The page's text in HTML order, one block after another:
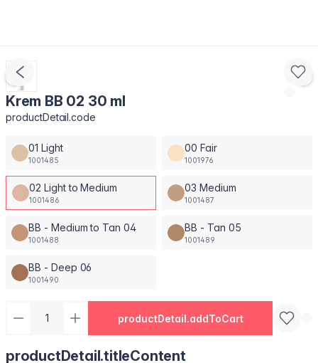
Krem BB 02 30 ml
productDetail.code
01 Light
1001485
00 Fair
1001976
02 Light to Medium
1001486
03 Medium
1001487
BB - Medium to Tan 04
1001488
BB - Tan 05
1001489
BB - Deep 06
1001490
productDetail.addToCart
productDetail.titleContent